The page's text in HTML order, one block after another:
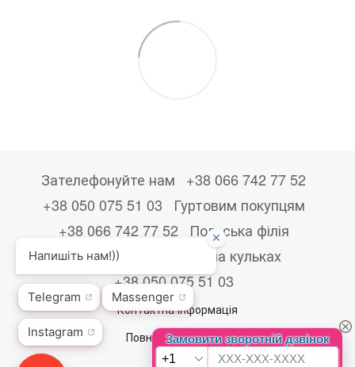
Зателефонуйте нам
+38 066 742 77 52
+38 050 075 51 03
Гуртовим покупцям
+38 066 742 77 52
Польська філія
+48533867723
Друк на кульках
+38 050 075 51 03
Контактна інформація
Повна версія сайту